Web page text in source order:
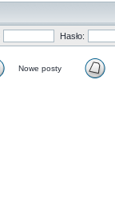
Hasło:
Nowe posty